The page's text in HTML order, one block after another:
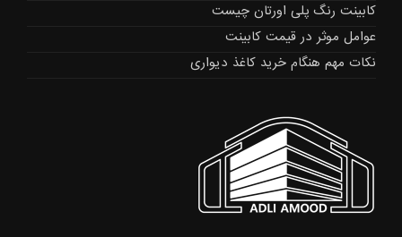
کابینت رنگ پلی اورتان چیست
عوامل موثر در قیمت کابینت
نکات مهم هنگام خرید کاغذ دیواری